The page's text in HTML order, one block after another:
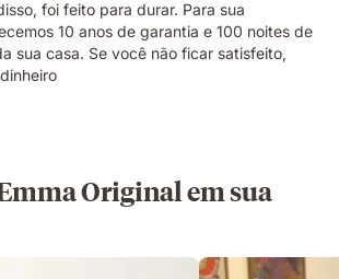
foi feito para durar. Para sua
10 anos de garantia e 100 noites de
sua casa. Se você não ficar satisfeito,
Original em sua